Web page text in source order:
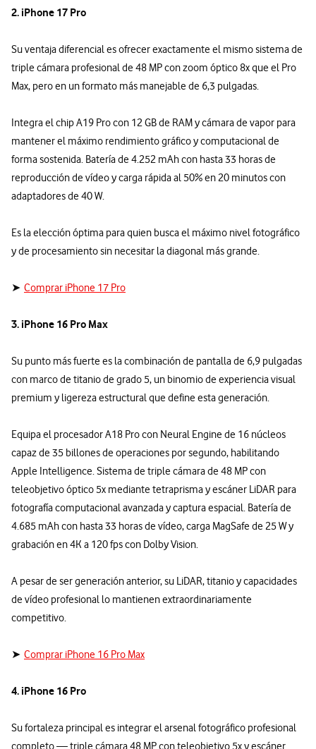
2. iPhone 17 Pro
Su ventaja diferencial es ofrecer exactamente el mismo sistema de
triple cámara profesional de 48 MP con zoom óptico 8x que el Pro
Max, pero en un formato más manejable de 6,3 pulgadas.
Integra el chip A19 Pro con 12 GB de RAM y cámara de vapor para
mantener el máximo rendimiento gráfico y computacional de
forma sostenida. Batería de 4.252 mAh con hasta 33 horas de
reproducción de vídeo y carga rápida al 50% en 20 minutos con
adaptadores de 40 W.
Es la elección óptima para quien busca el máximo nivel fotográfico
y de procesamiento sin necesitar la diagonal más grande.
➤ Comprar iPhone 17 Pro
3. iPhone 16 Pro Max
Su punto más fuerte es la combinación de pantalla de 6,9 pulgadas
con marco de titanio de grado 5, un binomio de experiencia visual
premium y ligereza estructural que define esta generación.
Equipa el procesador A18 Pro con Neural Engine de 16 núcleos
capaz de 35 billones de operaciones por segundo, habilitando
Apple Intelligence. Sistema de triple cámara de 48 MP con
teleobjetivo óptico 5x mediante tetraprisma y escáner LiDAR para
fotografía computacional avanzada y captura espacial. Batería de
4.685 mAh con hasta 33 horas de vídeo, carga MagSafe de 25 W y
grabación en 4K a 120 fps con Dolby Vision.
A pesar de ser generación anterior, su LiDAR, titanio y capacidades
de vídeo profesional lo mantienen extraordinariamente
competitivo.
➤ Comprar iPhone 16 Pro Max
4. iPhone 16 Pro
Su fortaleza principal es integrar el arsenal fotográfico profesional
completo — triple cámara 48 MP con teleobjetivo 5x y escáner